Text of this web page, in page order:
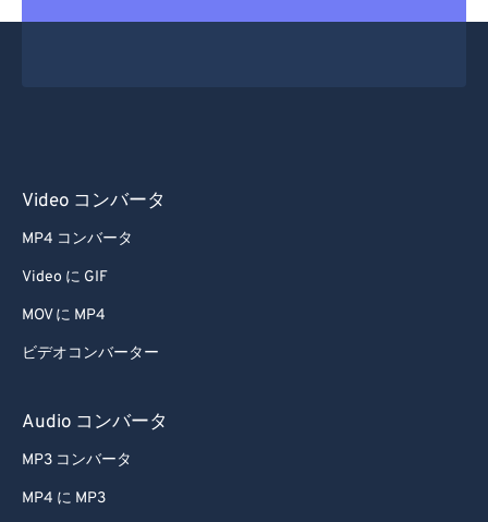
Video コンバータ
MP4 コンバータ
Video に GIF
MOV に MP4
ビデオコンバーター
Audio コンバータ
MP3 コンバータ
MP4 に MP3